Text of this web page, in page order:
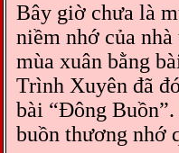
Bây giờ chưa là
niềm nhớ của
mùa xuân bằng
Trình Xuyên đã
bài “Đông
buồn thương nhớ